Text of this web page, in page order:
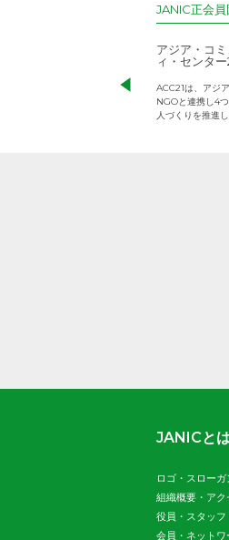
JANIC正会員
アジア・コ
ィ・センター
ACC21は、アジ
NGOと連携し4つ
人づくりを推進し
JANICと
ロゴ・スローガ
組織概要・アク
役員・スタッ
会員・ネットワ